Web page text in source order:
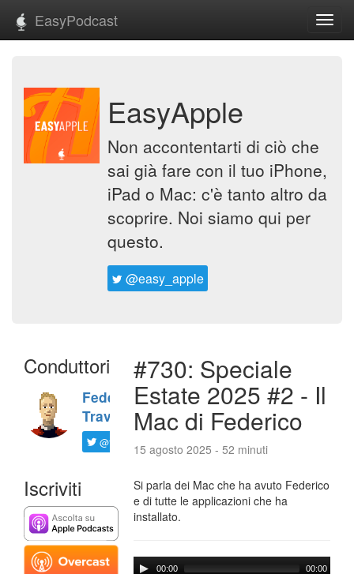
EasyPodcast
EasyApple
Non accontentarti di ciò che
sai già fare con il tuo iPhone,
iPad o Mac: c'è tanto altro da
scoprire. Noi siamo qui per
questo.
@easy_apple
Conduttori
Federico
Travaini
@ftrava
Iscriviti
#730: Speciale
Estate 2025 #2 - Il
Mac di Federico
15 agosto 2025 - 52 minuti
Si parla dei Mac che ha avuto Federico
e di tutte le applicazioni che ha
installato.
00:00 00:00